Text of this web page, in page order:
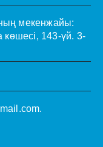
мекенжайы:
143-үй. 3-
.